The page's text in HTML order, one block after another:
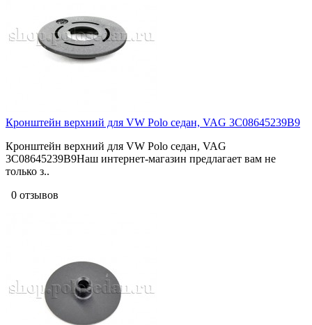
Кронштейн верхний для VW Polo седан, VAG 3C08645239B9
Кронштейн верхний для VW Polo седан, VAG
3C08645239B9Наш интернет-магазин предлагает вам не
только з..
0 отзывов